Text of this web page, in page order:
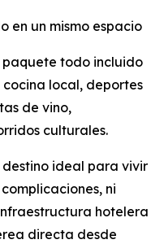
en un mismo espacio
todo incluido
local, deportes
de vino,
culturales.
ideal para vivir
ni
hotelera
directa desde